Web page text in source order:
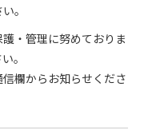
。
・管理に努めておりま
。
欄からお知らせくださ